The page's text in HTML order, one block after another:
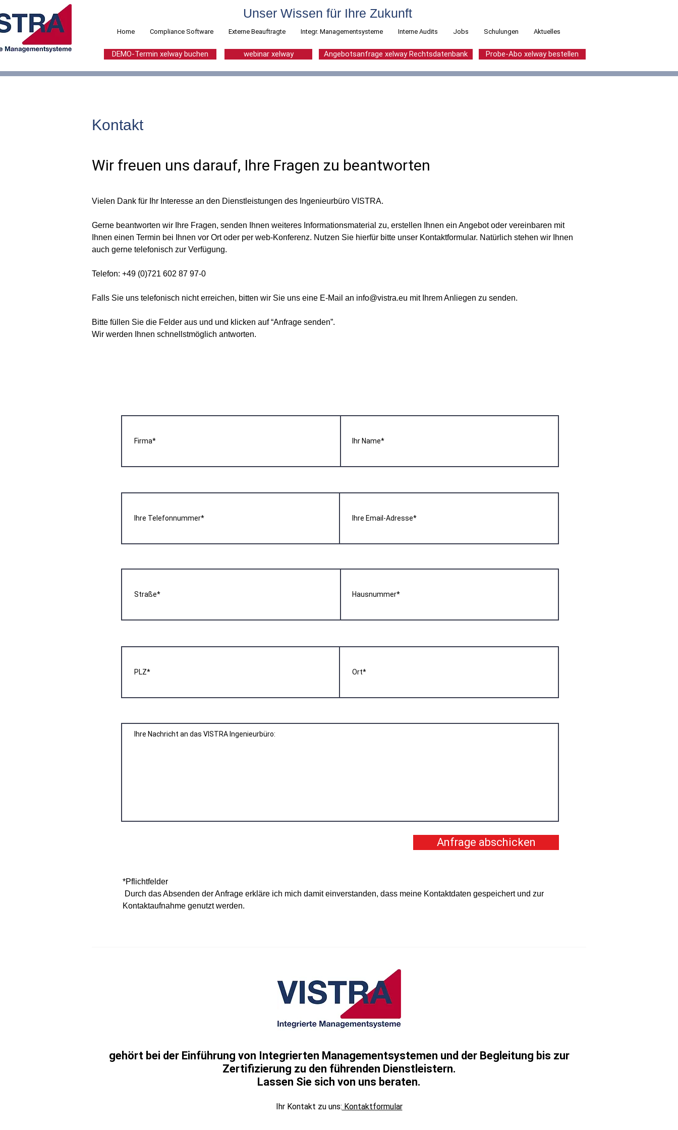
Home Compliance Software Externe Beauftragte Integr. Managementsysteme Interne Audits Jobs Schulungen Aktuelles
Probe-Abo xelway bestellen
DEMO-Termin xelway buchen Angebotsanfrage xelway Rechtsdatenbank
Unser Wissen für Ihre Zukunft
webinar xelway
Kontakt
Wir freuen uns darauf, Ihre Fragen zu beantworten
Anfrage abschicken
Vielen Dank für Ihr Interesse an den Dienstleistungen des Ingenieurbüro VISTRA.
Gerne beantworten wir Ihre Fragen, senden Ihnen weiteres Informationsmaterial zu, erstellen Ihnen ein Angebot oder vereinbaren mit
Ihnen einen Termin bei Ihnen vor Ort oder per web-Konferenz. Nutzen Sie hierfür bitte unser Kontaktformular. Natürlich stehen wir Ihnen
auch gerne telefonisch zur Verfügung.
Telefon: +49 (0)721 602 87 97-0
Falls Sie uns telefonisch nicht erreichen, bitten wir Sie uns eine E-Mail an info@vistra.eu mit Ihrem Anliegen zu senden.
Bitte füllen Sie die Felder aus und und klicken auf “Anfrage senden”.
Wir werden Ihnen schnellstmöglich antworten.
*Pflichtfelder
Durch das Absenden der Anfrage erkläre ich mich damit einverstanden, dass meine Kontaktdaten gespeichert und zur
Kontaktaufnahme genutzt werden.
gehört bei der Einführung von Integrierten Managementsystemen und der Begleitung bis zur
Zertifizierung zu den führenden Dienstleistern.
Lassen Sie sich von uns beraten.
Ihr Kontakt zu uns: Kontaktformular